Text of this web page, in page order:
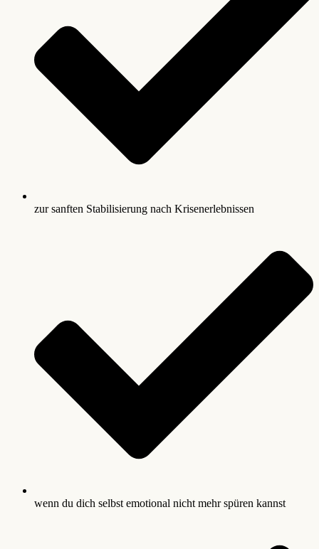
zur sanften Stabilisierung nach Krisenerlebnissen
wenn du dich selbst emotional nicht mehr spüren kannst